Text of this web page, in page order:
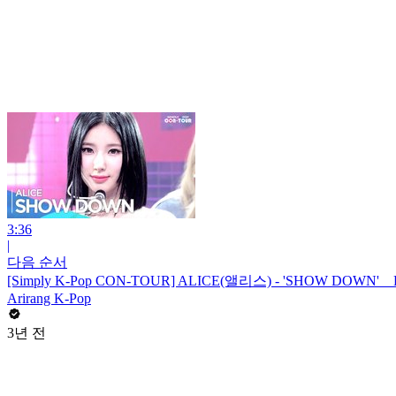
3:36
|
다음 순서
[Simply K-Pop CON-TOUR] ALICE(앨리스) - 'SHOW DOWN' _
Arirang K-Pop
3년 전